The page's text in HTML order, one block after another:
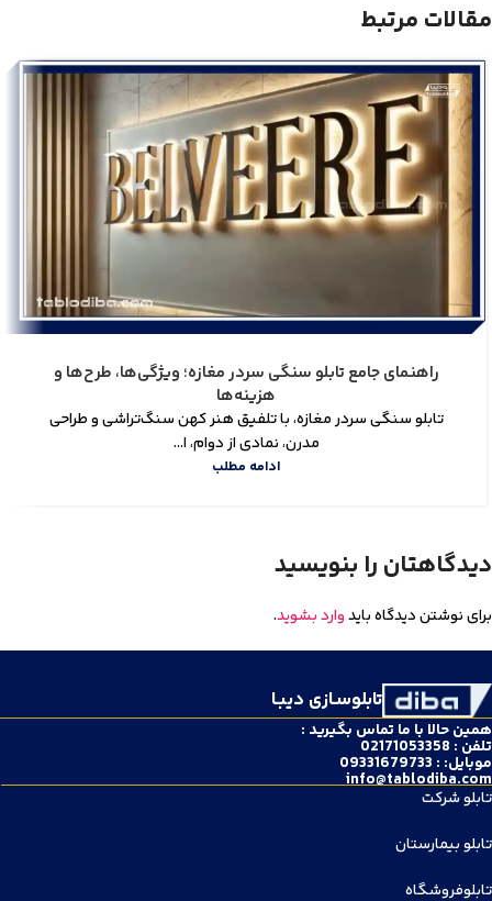
مقالات مرتبط
راهنمای جامع تابلو سنگی سردر مغازه؛ ویژگی‌ها، طرح‌ها و
هزینه‌ها
تابلو سنگی سردر مغازه، با تلفیق هنر کهن سنگ‌تراشی و طراحی
مدرن، نمادی از دوام، ا...
ادامه مطلب
دیدگاهتان را بنویسید
برای نوشتن دیدگاه بایدوارد بشوید.
تابلوسـازی دیبـا
همین حالا با ما تماس بگیرید :
تلفن : 02171053358
موبایل: : 09331679733
info@tablodiba.com
تابلو شرکت
تابلو بیمارستان
تابلوفروشگاه